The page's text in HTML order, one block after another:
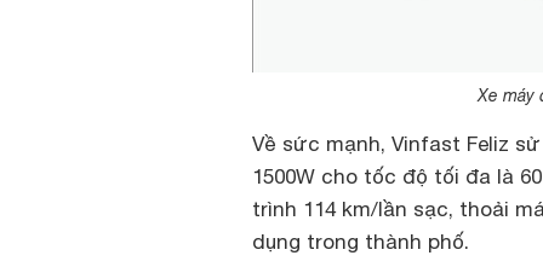
Xe máy
Về sức mạnh, Vinfast Feliz
1500W cho tốc độ tối đa là
trình 114 km/lần sạc, thoải
dụng trong thành phố.